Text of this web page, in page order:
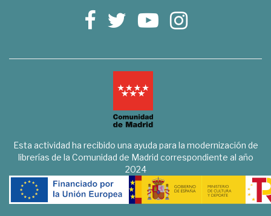
Esta actividad ha recibido una ayuda para la modernización de
librerías de la Comunidad de Madrid correspondiente al año
2024